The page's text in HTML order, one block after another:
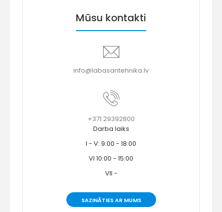
Mūsu kontakti
info@labasantehnika.lv
+371 29392800
Darba laiks
I - V: 9:00 - 18:00
VI 10:00 - 15:00
VII -
SAZINĀTIES AR MUMS